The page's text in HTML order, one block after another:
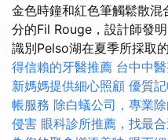
金色時鐘和紅色筆觸鬆散
分的Fil Rouge，設計師發
識別Pelso湖在夏季所採取
得信賴的牙醫推薦 台中中
新媽媽提供細心照顧 優質
帳服務 除白蟻公司，專業
侵害 眼科診所推薦，找最